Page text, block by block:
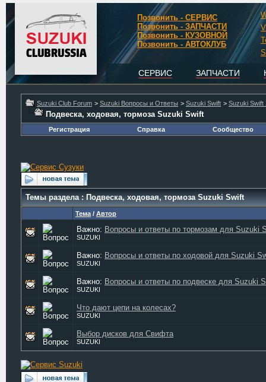
Позвонить - СЕРВИС
Позвонить - ЗАПЧАСТИ
Позвонить - КУЗОВНОЙ
Позвонить - АВТОКЛУБ
СЕРВИС ЗАПЧАСТИ
Suzuki Club Forum > Suzuki Вопросы и Ответы > Suzuki Swift > Suzuki Swift
Подвеска, ходовая, тормоза Suzuki Swift
Регистрация Справка Сообщество
Темы раздела: Подвеска, ходовая, тормоза Suzuki Swift
Тема / Автор
Важно: Вопросы и ответы по тормозам для Suzuki
SUZUKI
Важно: Вопросы и ответы по ходовой для Suzuki
SUZUKI
Важно: Вопросы и ответы по подвеске для Suzuki
SUZUKI
Что дают цепи на колесах?
SUZUKI
Выбор дисков для Свифта
SUZUKI